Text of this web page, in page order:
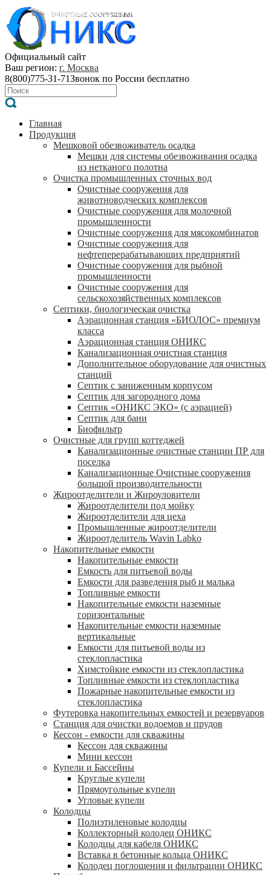
Официальный сайт
Ваш регион: г. Москва
8(800)775-31-71Звонок по России бесплатно
Главная
Продукция
Мешковой обезвоживатель осадка
Мешки для системы обезвоживания осадка
из нетканого полотна
Очистка промышленных сточных вод
Очистные сооружения для
животноводческих комплексов
Очистные сооружения для молочной
промышленности
Очистные сооружения для мясокомбинатов
Очистные сооружения для
нефтеперерабатывающих предприятий
Очистные сооружения для рыбной
промышленности
Очистные сооружения для
сельскохозяйственных комплексов
Септики, биологическая очистка
Аэрационная станция «БИОЛОС» премиум
класса
Аэрационная станция ОНИКС
Канализационная очистная станция
Дополнительное оборудование для очистных
станций
Септик с заниженным корпусом
Септик для загородного дома
Септик «ОНИКС ЭКО» (с аэрацией)
Септик для бани
Биофильтр
Очистные для групп коттеджей
Канализационные очистные станции ПР для
поселка
Канализационные Очистные сооружения
большой производительности
Жироотделители и Жироуловители
Жироотделители под мойку
Жироотделители для цеха
Промышленные жироотделители
Жироотделитель Wavin Labko
Накопительные емкости
Накопительные емкости
Емкость для питьевой воды
Емкости для разведения рыб и малька
Топливные емкости
Накопительные емкости наземные
горизонтальные
Накопительные емкости наземные
вертикальные
Емкости для питьевой воды из
стеклопластика
Химстойкие емкости из стеклопластика
Топливные емкости из стеклопластика
Пожарные накопительные емкости из
стеклопластика
Футеровка накопительных емкостей и резервуаров
Станция для очистки водоемов и прудов
Кессон - емкости для скважины
Кессон для скважины
Мини кессон
Купели и Бассейны
Круглые купели
Прямоугольные купели
Угловые купели
Колодцы
Полиэтиленовые колодцы
Коллекторный колодец ОНИКС
Колодцы для кабеля ОНИКС
Вставка в бетонные кольца ОНИКС
Колодец поглощения и фильтрации ОНИКС